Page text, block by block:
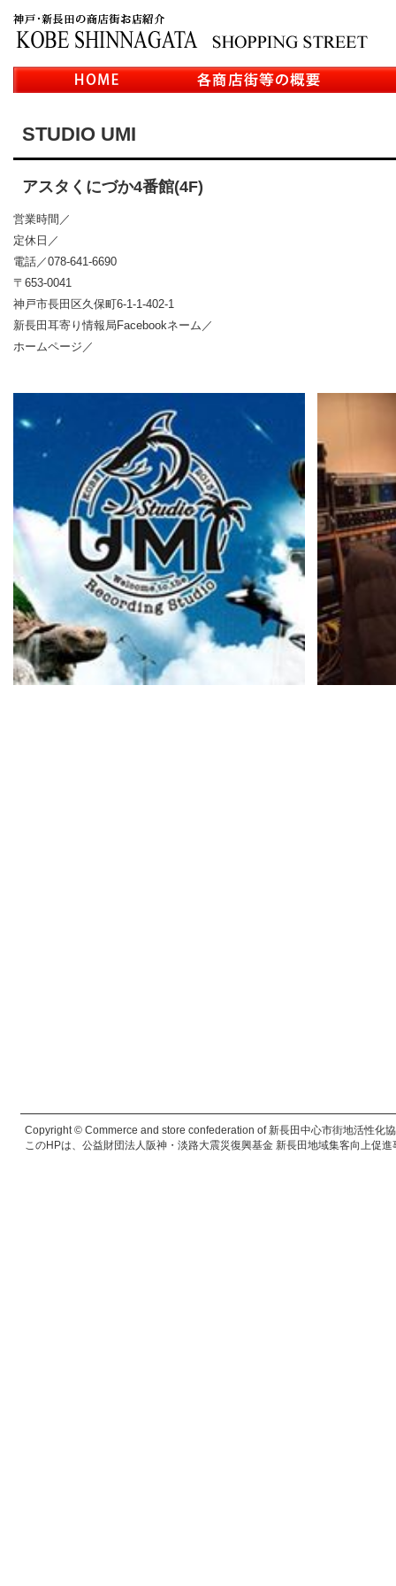
STUDIO UMI
アスタくにづか4番館(4F)
営業時間／
定休日／
電話／078-641-6690
〒653-0041
神戸市長田区久保町6-1-1-402-1
新長田耳寄り情報局Facebookネーム／
ホームページ／
Copyright © Commerce and store confederation of 新長田中心市街地活性化
このHPは、公益財団法人阪神・淡路大震災復興基金 新長田地域集客向上促